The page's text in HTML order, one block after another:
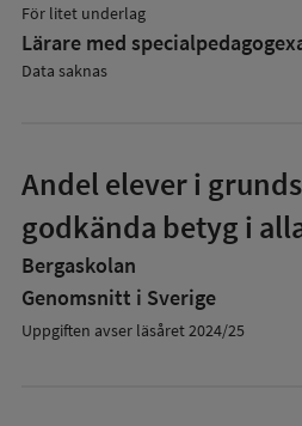
För litet underlag
Lärare med
Data saknas
Andel elever i
godkända betyg i
Bergaskolan
Genomsnitt i Sverige
Uppgiften avser läsåret 2024/25